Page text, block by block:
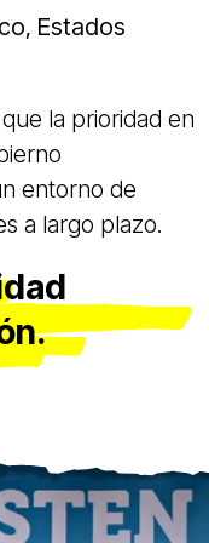
Estados
la prioridad en
entorno de
a largo plazo.